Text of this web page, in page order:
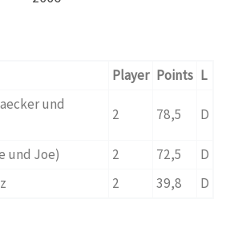
Player Points L
und
2 78,5 D
und Joe) 2 72,5
D
2 39,8 D